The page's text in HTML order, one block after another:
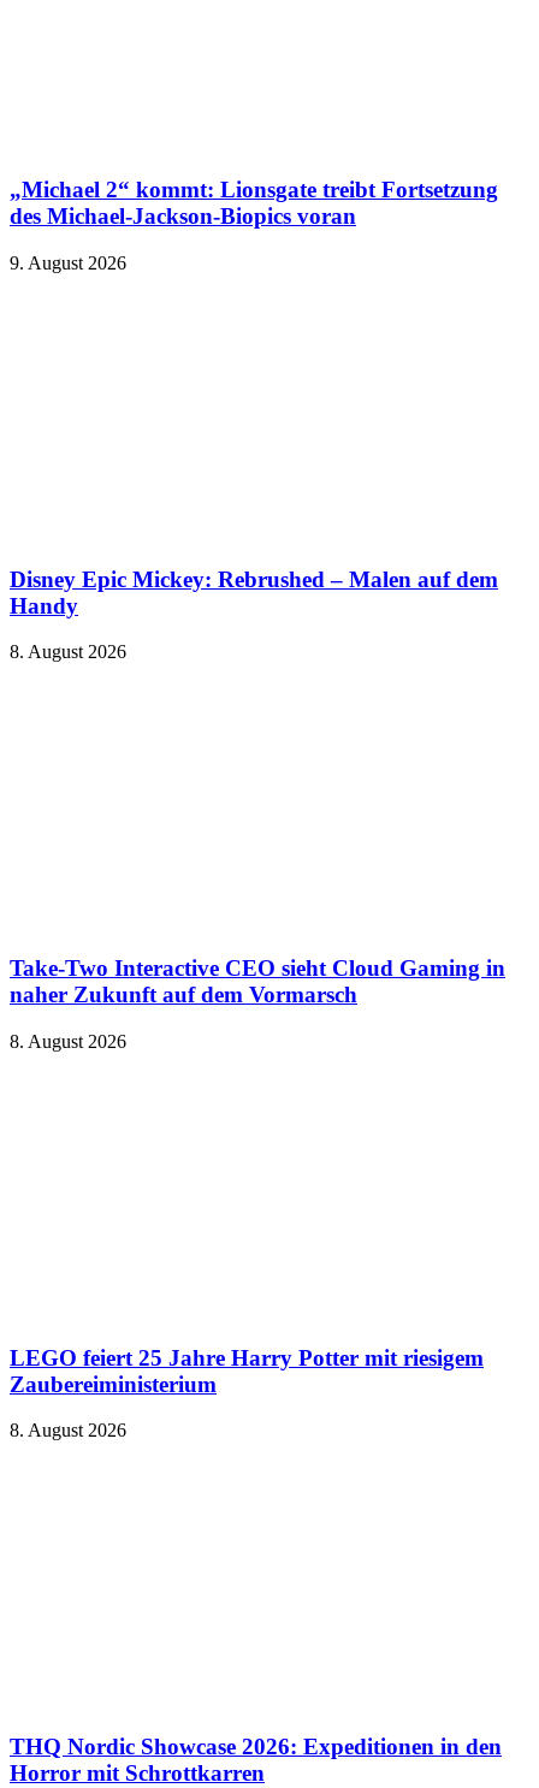
„Michael 2“ kommt: Lionsgate treibt Fortsetzung
des Michael-Jackson-Biopics voran
9. August 2026
Disney Epic Mickey: Rebrushed – Malen auf dem
Handy
8. August 2026
Take-Two Interactive CEO sieht Cloud Gaming in
naher Zukunft auf dem Vormarsch
8. August 2026
LEGO feiert 25 Jahre Harry Potter mit riesigem
Zaubereiministerium
8. August 2026
THQ Nordic Showcase 2026: Expeditionen in den
Horror mit Schrottkarren